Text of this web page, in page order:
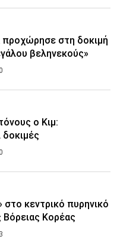
προχώρησε στη δοκιμή
βεληνεκούς»
ο Κιμ:
δοκιμές
στο κεντρικό πυρηνικό
Βόρειας Κορέας